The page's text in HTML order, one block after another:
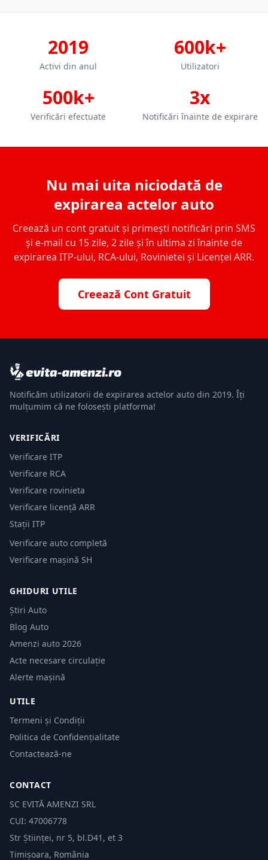
2019
Activi din anul
600k+
Utilizatori
500k+
Verificări efectuate
3x
Notificări înainte de expirare
Nu mai uita niciodată de
expirarea actelor auto
Creează un cont gratuit și primești notificări prin SMS
și e-mail cu 15 zile, 2 zile și în ultima zi înainte de
expirarea ITP-ului, RCA-ului, Rovinietei și Licenței ARR.
Creează Cont Gratuit
Notificăm utilizatorii de expirarea actelor auto din 2019. Îți
mulțumim că ne folosești platforma!
VERIFICĂRI
Verificare ITP
Verificare RCA
Verificare rovinieta
Verificare licență ARR
Stații ITP
Verificare auto completă
Verificare mașină SH
GHIDURI UTILE
Știri Auto
Blog Auto
Amenzi auto 2026
Acte necesare circulație
Alerte mașină
UTILE
Termeni și Condiții
Politica de Confidențialitate
Contactează-ne
CONTACT
SC EVITĂ AMENZI SRL
CUI: 47006778
Str Științei, nr 5, bl.D41, et 3
Timișoara, România